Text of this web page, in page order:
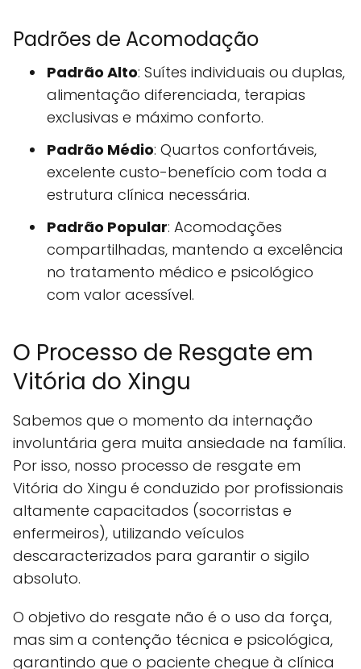
Padrões de Acomodação
Padrão Alto: Suítes individuais ou duplas,
alimentação diferenciada, terapias
exclusivas e máximo conforto.
Padrão Médio: Quartos confortáveis,
excelente custo-benefício com toda a
estrutura clínica necessária.
Padrão Popular: Acomodações
compartilhadas, mantendo a excelência
no tratamento médico e psicológico
com valor acessível.
O Processo de Resgate em
Vitória do Xingu
Sabemos que o momento da internação
involuntária gera muita ansiedade na família.
Por isso, nosso processo de resgate em
Vitória do Xingu é conduzido por profissionais
altamente capacitados (socorristas e
enfermeiros), utilizando veículos
descaracterizados para garantir o sigilo
absoluto.
O objetivo do resgate não é o uso da força,
mas sim a contenção técnica e psicológica,
garantindo que o paciente chegue à clínica